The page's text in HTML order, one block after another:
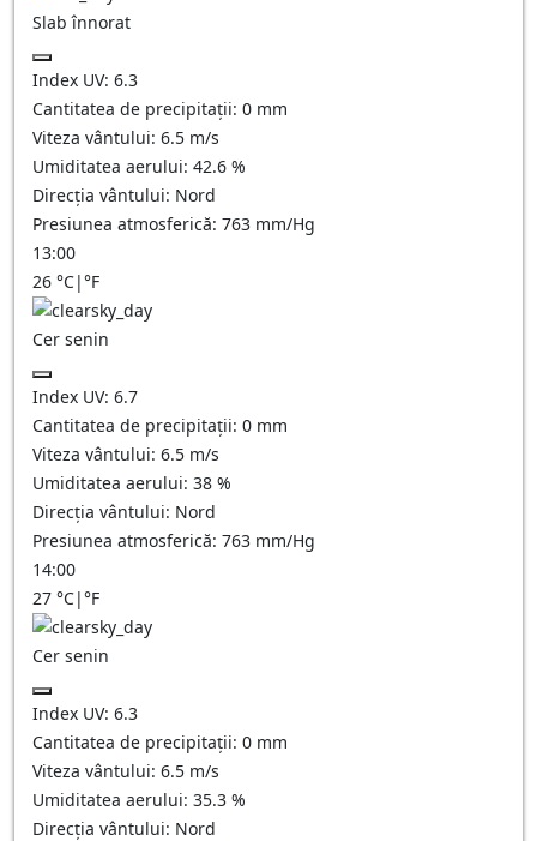
Slab înnorat
Index UV: 6.3
Cantitatea de precipitații: 0 mm
Viteza vântului: 6.5 m/s
Umiditatea aerului: 42.6 %
Direcția vântului: Nord
Presiunea atmosferică: 763 mm/Hg
13:00
26 °C|°F
Cer senin
Index UV: 6.7
Cantitatea de precipitații: 0 mm
Viteza vântului: 6.5 m/s
Umiditatea aerului: 38 %
Direcția vântului: Nord
Presiunea atmosferică: 763 mm/Hg
14:00
27 °C|°F
Cer senin
Index UV: 6.3
Cantitatea de precipitații: 0 mm
Viteza vântului: 6.5 m/s
Umiditatea aerului: 35.3 %
Direcția vântului: Nord